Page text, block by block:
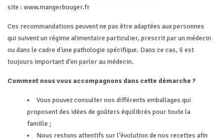
site : www.mangerbouger.fr
Ces recommandations peuvent ne pas être adaptées aux personnes
qui suivent un régime alimentaire particulier, prescrit par un médecin
ou dans le cadre d’une pathologie spécifique. Dans ce cas, il est
toujours important d’en parler au médecin.
Comment nous vous accompagnons dans cette démarche ?
Vous pouvez consulter nos différents emballages qui
proposent des idées de goûters équilibrés pour toute la
famille ;
Nous restons attentifs sur l’évolution de nos recettes afin